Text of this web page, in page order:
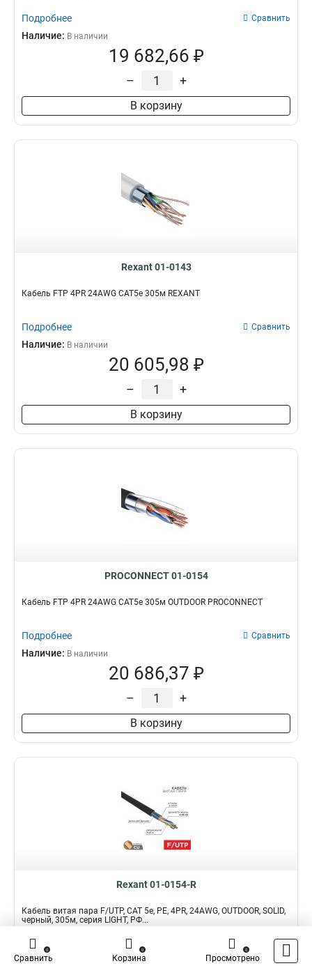
Подробнее Сравнить
Наличие: В наличии
19 682,66 ₽
– +
В корзину
Rexant 01-0143
Кабель FTP 4PR 24AWG CAT5e 305м REXANT
Подробнее Сравнить
Наличие: В наличии
20 605,98 ₽
– +
В корзину
PROCONNECT 01-0154
Кабель FTP 4PR 24AWG CAT5e 305м OUTDOOR PROCONNECT
Подробнее Сравнить
Наличие: В наличии
20 686,37 ₽
– +
В корзину
Rexant 01-0154-R
Кабель витая пара F/UTP, CAT 5e, PE, 4PR, 24AWG, OUTDOOR, SOLID,
черный, 305м, серия LIGHT, РФ...
Подробнее Сравнить
Наличие:
Сравнить
0
Корзина
0
Просмотрено
0